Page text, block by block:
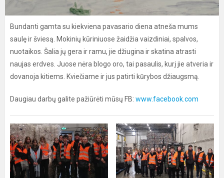
Bundanti gamta su kiekviena pavasario diena atneša mums
saulę ir šviesą. Mokinių kūriniuose žaidžia vaizdiniai, spalvos,
nuotaikos. Šalia jų gera ir ramu, jie džiugina ir skatina atrasti
naujas erdves. Juose nėra blogo oro, tai pasaulis, kurį jie atveria ir
dovanoja kitiems. Kviečiame ir jus patirti kūrybos džiaugsmą.
Daugiau darbų galite pažiūrėti mūsų FB: www.facebook.com